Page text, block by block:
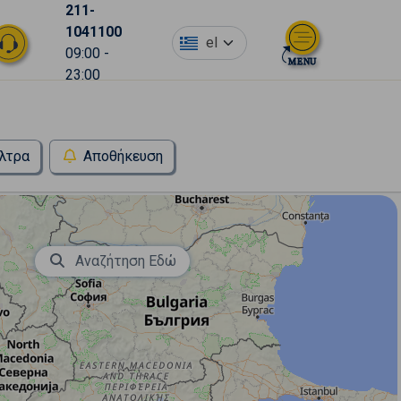
211-
1041100
09:00 -
23:00
el
Αποθήκευση
Αναζήτηση Εδώ